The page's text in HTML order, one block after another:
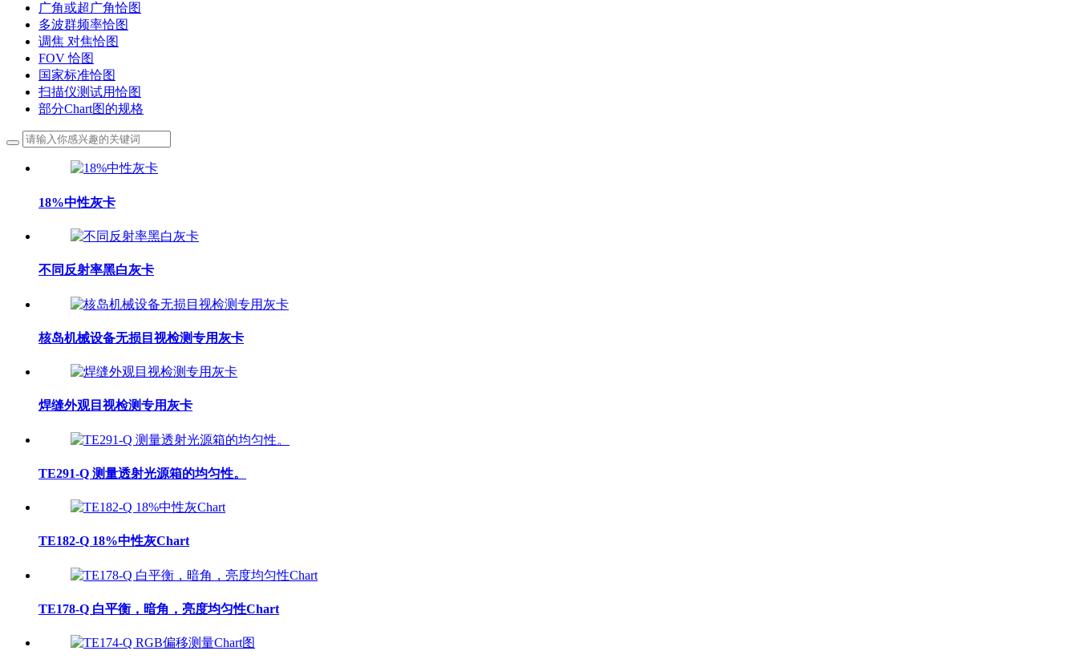
广角或超广角恰图
多波群频率恰图
调焦 对焦恰图
FOV 恰图
国家标准恰图
扫描仪测试用恰图
部分Chart图的规格
18%中性灰卡
不同反射率黑白灰卡
核岛机械设备无损目视检测专用灰卡
焊缝外观目视检测专用灰卡
TE291-Q 测量透射光源箱的均匀性。
TE182-Q 18%中性灰Chart
TE178-Q 白平衡，暗角，亮度均匀性Chart